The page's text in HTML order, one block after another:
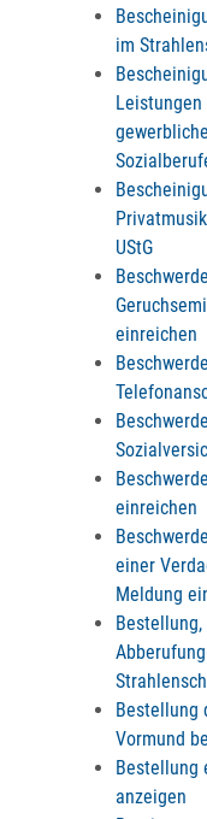
im
UStG
einreichen
einreichen
einer
Meldung
Bestellung
Vormund
Bestellung
anzeigen